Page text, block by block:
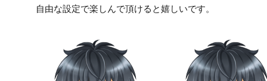
自由な設定で楽しんで頂けると嬉しいです。